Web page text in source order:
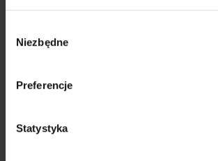
zgody
Niezbędne
Preferencje
Statystyka
lata swoich konkurentów. O
zbierane nie tylko wśród
oczekiwania względem technologii,